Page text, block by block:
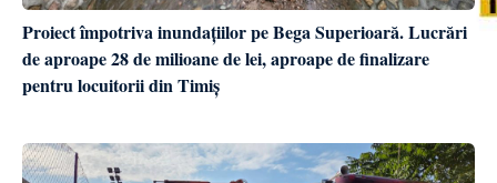
Proiect împotriva inundațiilor pe Bega Superioară. Lucrări
de aproape 28 de milioane de lei, aproape de finalizare
pentru locuitorii din Timiș